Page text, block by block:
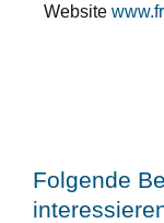
Website
Folgende